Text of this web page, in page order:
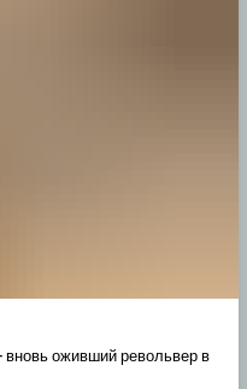
вновь оживший револьвер в